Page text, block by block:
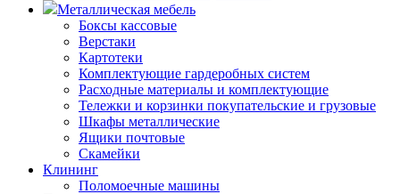
Металлическая мебель
Боксы кассовые
Верстаки
Картотеки
Комплектующие гардеробных систем
Расходные материалы и комплектующие
Тележки и корзинки покупательские и грузовые
Шкафы металлические
Ящики почтовые
Скамейки
Клининг
Поломоечные машины